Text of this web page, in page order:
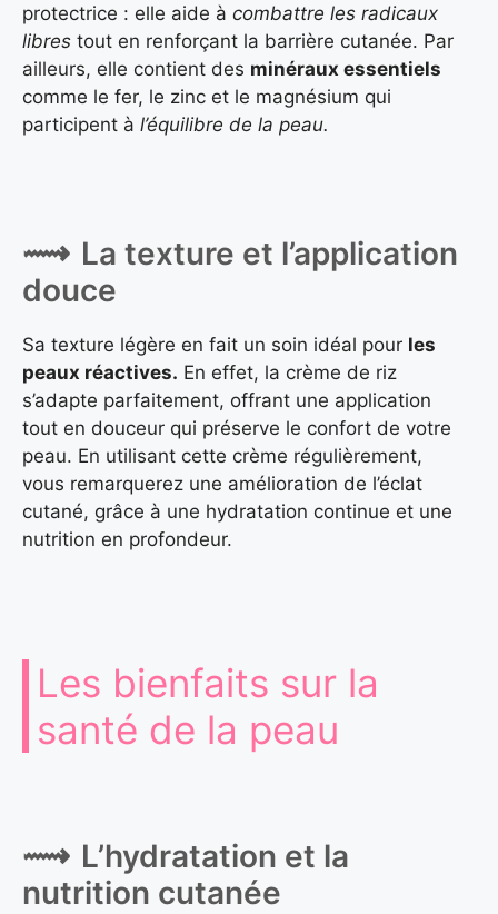
protectrice : elle aide à combattre les radicaux
libres tout en renforçant la barrière cutanée. Par
ailleurs, elle contient des minéraux essentiels
comme le fer, le zinc et le magnésium qui
participent à l’équilibre de la peau.
La texture et l’application
douce
Sa texture légère en fait un soin idéal pour les
peaux réactives. En effet, la crème de riz
s’adapte parfaitement, offrant une application
tout en douceur qui préserve le confort de votre
peau. En utilisant cette crème régulièrement,
vous remarquerez une amélioration de l’éclat
cutané, grâce à une hydratation continue et une
nutrition en profondeur.
Les bienfaits sur la
santé de la peau
L’hydratation et la
nutrition cutanée